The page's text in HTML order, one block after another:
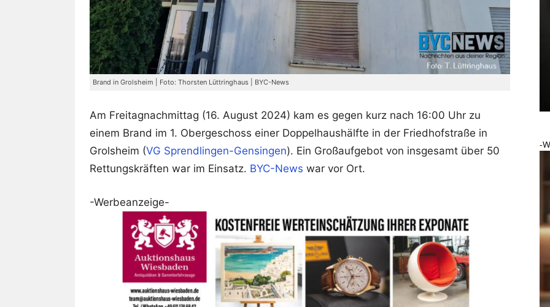
Brand in Grolsheim | Foto: Thorsten Lüttringhaus | BYC-News
Am Freitagnachmittag (16. August 2024) kam es gegen kurz nach 16:00 Uhr zu
einem Brand im 1. Obergeschoss einer Doppelhaushälfte in der Friedhofstraße in
Grolsheim (VG Sprendlingen-Gensingen). Ein Großaufgebot von insgesamt über 50
Rettungskräften war im Einsatz. BYC-News war vor Ort.
-Werbeanzeige-
-